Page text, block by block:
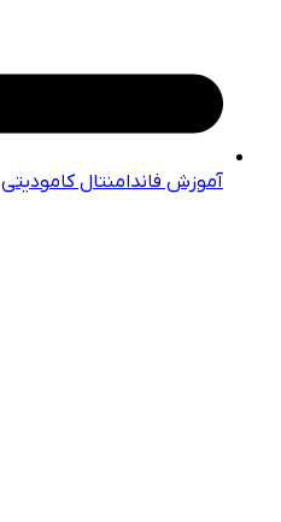
آموزش فاندامنتال کامودیتی